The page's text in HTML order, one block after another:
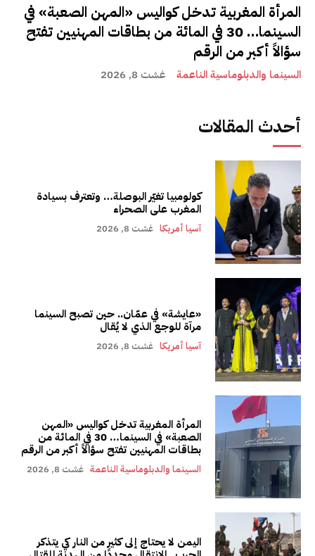
المرأة المغربية تدخل كواليس «المهن الصعبة» في
السينما… 30 في المائة من بطاقات المهنيين تفتح
سؤالاً أكبر من الرقم
السينما والدبلوماسية الناعمة غشت 8, 2026
أحدث المقالات
كولومبيا تغيّر البوصلة… وتعترف بسيادة
المغرب على الصحراء
آسيا أمريكا غشت 8, 2026
«عايشة» في عمّان.. حين تصبح السينما
مرآة للوجع الذي لا يُقال
آسيا أمريكا غشت 8, 2026
المرأة المغربية تدخل كواليس «المهن
الصعبة» في السينما… 30 في المائة من
بطاقات المهنيين تفتح سؤالاً أكبر من الرقم
السينما والدبلوماسية الناعمة غشت 8, 2026
اليمن لا يحتاج إلى كثير من النار كي يتذكر